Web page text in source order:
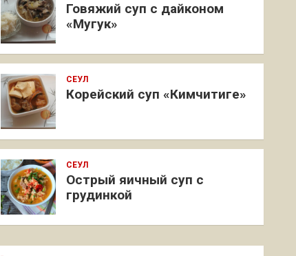
Говяжий суп с дайконом
«Мугук»
СЕУЛ
Корейский суп «Кимчитиге»
СЕУЛ
Острый яичный суп с
грудинкой